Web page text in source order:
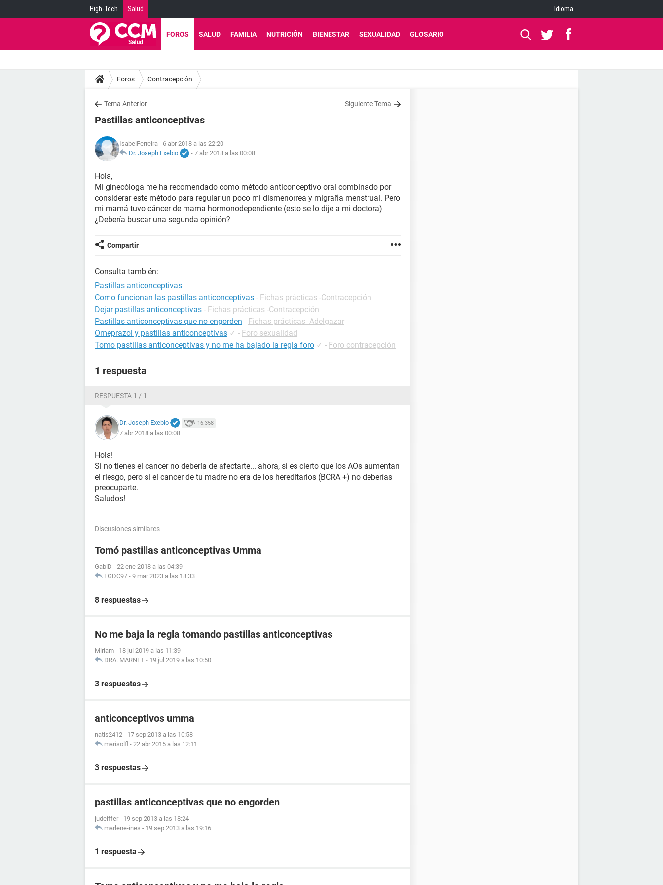
High-Tech Salud Idioma
FOROS SALUD FAMILIA NUTRICIÓN BIENESTAR SEXUALIDAD GLOSARIO
Foros Contracepción
Tema Anterior Siguiente Tema
Pastillas anticonceptivas
IsabelFerreira - 6 abr 2018 a las 22:20
Dr. Joseph Exebio
- 7 abr 2018 a las 00:08
Hola,
Mi ginecóloga me ha recomendado como método anticonceptivo oral combinado por
considerar este método para regular un poco mi dismenorrea y migraña menstrual. Pero
mi mamá tuvo cáncer de mama hormonodependiente (esto se lo dije a mi doctora)
¿Debería buscar una segunda opinión?
Compartir
Consulta también:
Pastillas anticonceptivas
Como funcionan las pastillas anticonceptivas - Fichas prácticas -Contracepción
Dejar pastillas anticonceptivas - Fichas prácticas -Contracepción
Pastillas anticonceptivas que no engorden - Fichas prácticas -Adelgazar
Omeprazol y pastillas anticonceptivas ✓ - Foro sexualidad
Tomo pastillas anticonceptivas y no me ha bajado la regla foro ✓ - Foro contracepción
1 respuesta
RESPUESTA 1 / 1
Dr. Joseph Exebio 16.358
7 abr 2018 a las 00:08
Hola!
Si no tienes el cancer no debería de afectarte... ahora, si es cierto que los AOs aumentan
el riesgo, pero si el cancer de tu madre no era de los hereditarios (BCRA +) no deberías
preocuparte.
Saludos!
Discusiones similares
Tomó pastillas anticonceptivas Umma
GabiD - 22 ene 2018 a las 04:39
LGDC97 - 9 mar 2023 a las 18:33
8 respuestas
No me baja la regla tomando pastillas anticonceptivas
Miriam - 18 jul 2019 a las 11:39
DRA. MARNET - 19 jul 2019 a las 10:50
3 respuestas
anticonceptivos umma
natis2412 - 17 sep 2013 a las 10:58
marisolfl - 22 abr 2015 a las 12:11
3 respuestas
pastillas anticonceptivas que no engorden
judeiffer - 19 sep 2013 a las 18:24
marlene-ines - 19 sep 2013 a las 19:16
1 respuesta